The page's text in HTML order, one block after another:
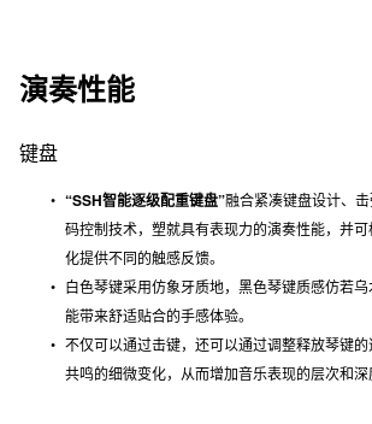
演奏性能
键盘
“SSH智能逐级配重键盘”融合紧凑键盘设计、
码控制技术，塑就具有表现力的演奏性能，并
化提供不同的触感反馈。
白色琴键采用仿象牙质地，黑色琴键质感仿若
能带来舒适贴合的手感体验。
不仅可以通过击键，还可以通过调整释放琴键
共鸣的细微变化，从而增加音乐表现的层次和深